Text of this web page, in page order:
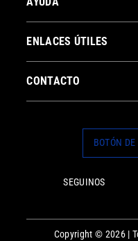
ENLACES ÚTILES
CONTACTO
BOTÓN
SEGUINOS
Copyright © 2026 |